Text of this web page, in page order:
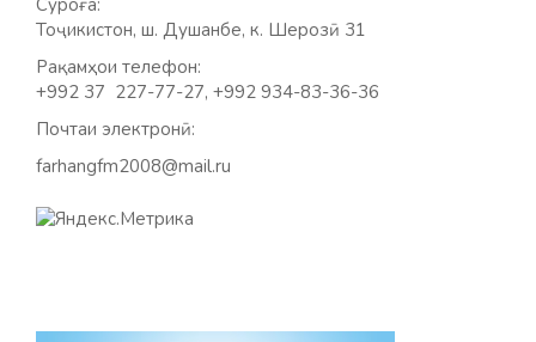
Тоҷикистон, ш. Душанбе, к. Шерозӣ 31
Рақамҳои телефон:
+992 37 227-77-27, +992 934-83-36-36
Почтаи электронӣ:
farhangfm2008@mail.ru